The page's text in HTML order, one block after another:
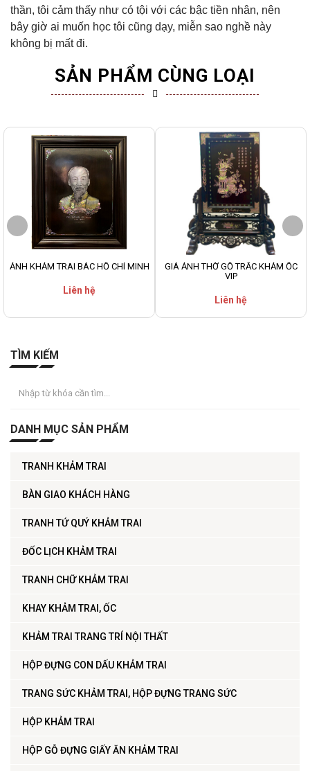
thần, tôi cảm thấy như có tội với các bậc tiền nhân, nên
bây giờ ai muốn học tôi cũng dạy, miễn sao nghề này
không bị mất đi.
SẢN PHẨM CÙNG LOẠI
ẢNH KHẢM TRAI BÁC HỒ CHÍ MINH
Liên hệ
GIÁ ẢNH THỜ GỖ TRẮC KHẢM ỐC
VIP
Liên hệ
TÌM KIẾM
DANH MỤC SẢN PHẨM
TRANH KHẢM TRAI
BÀN GIAO KHÁCH HÀNG
TRANH TỨ QUÝ KHẢM TRAI
ĐỐC LỊCH KHẢM TRAI
TRANH CHỮ KHẢM TRAI
KHAY KHẢM TRAI, ỐC
KHẢM TRAI TRANG TRÍ NỘI THẤT
HỘP ĐỰNG CON DẤU KHẢM TRAI
TRANG SỨC KHẢM TRAI, HỘP ĐỰNG TRANG SỨC
HỘP KHẢM TRAI
HỘP GỖ ĐỰNG GIẤY ĂN KHẢM TRAI